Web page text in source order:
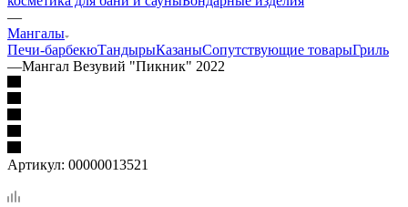
—
Мангалы
Печи-барбекюТандырыКазаныСопутствующие товарыГриль
—Мангал Везувий "Пикник" 2022
Артикул: 00000013521